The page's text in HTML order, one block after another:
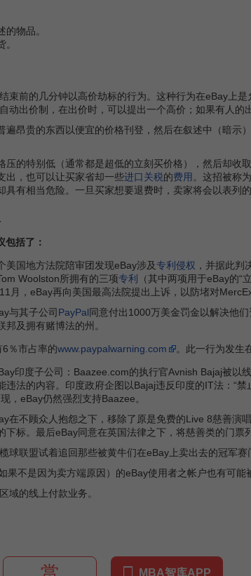
物品。
束前的几分钟以高价劫标的行为。这种行为在eBay上
动出价制，在出价时，可以提出一个高价；如果有人
遍昂贵的东西以便宜的价格刊登，然后在叙述中（暗
压的特别低（通常都是超低的立刻买价格），然后却
出，也可以让买家省却一些进口关税的费用 。这招被称
具有相当危险。一旦买家想要退费时，卖家将会以表列的
包括了：
美国地方法院陪审团发现eBay涉及专利侵权 ，并据此
Woolston所拥有的三项专利
（其中两项用于eBay的
月，eBay再向美国最高法院提出上诉，以防堵对
与其子公司 PayPal同意付出1000万美金罚金以解决他
邦及拥有赌博法的州。
％市占率的www.paypalwarning.com 。此一行为发生
印度子公司：Baazee.com的执行官Avnish Bajaj被以
违法的内容。印度政府企图以Bajaj违反印度的IT法：“
，eBay仍然强烈支持Baazee。
在不顾众人抱怨之下，移除了原是免费的Live 8慈善演
下标。最后eBay同意在英国法律之下，将慈善类的门票
球联盟试着追回那些被黄牛们在eBay上卖出去的冠军赛
果不是因为卖方端原因）的eBay使用者之帐户也有可能
域的线上付款业务。
MBA智库APP